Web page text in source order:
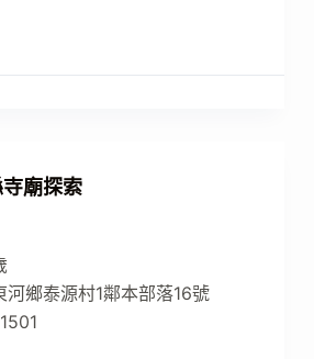
廟探索
河鄉泰源村1鄰本部落16號